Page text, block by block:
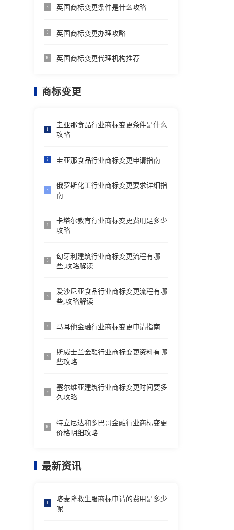
8 英国商标变更条件是什么攻略
9 英国商标变更办理攻略
10 英国商标变更代理机构推荐
商标变更
1
圭亚那食品行业商标变更条件是什么
攻略
2 圭亚那食品行业商标变更申请指南
3
俄罗斯化工行业商标变更要求详细指
南
4
卡塔尔教育行业商标变更费用是多少
攻略
5
匈牙利建筑行业商标变更流程有哪
些,攻略解读
6
爱沙尼亚食品行业商标变更流程有哪
些,攻略解读
7 马耳他金融行业商标变更申请指南
8
斯威士兰金融行业商标变更资料有哪
些攻略
9
塞尔维亚建筑行业商标变更时间要多
久攻略
10
特立尼达和多巴哥金融行业商标变更
价格明细攻略
最新资讯
1
喀麦隆救生服商标申请的费用是多少
呢